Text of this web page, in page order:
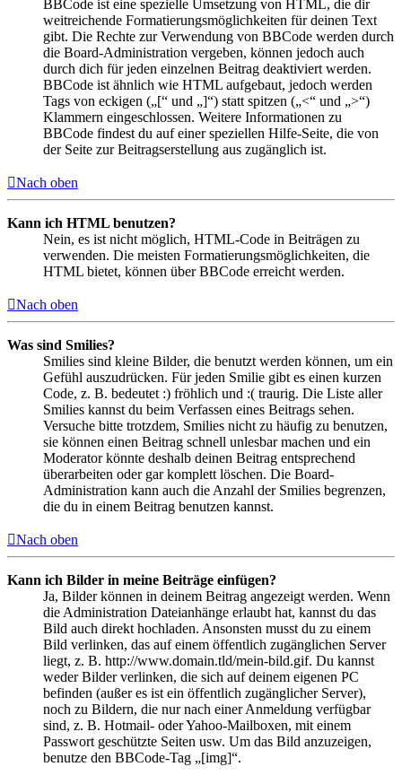
BBCode ist eine spezielle Umsetzung von HTML, die dir
weitreichende Formatierungsmöglichkeiten für deinen Text
gibt. Die Rechte zur Verwendung von BBCode werden durch
die Board-Administration vergeben, können jedoch auch
durch dich für jeden einzelnen Beitrag deaktiviert werden.
BBCode ist ähnlich wie HTML aufgebaut, jedoch werden
Tags von eckigen („[“ und „]“) statt spitzen („<“ und „>“)
Klammern eingeschlossen. Weitere Informationen zu
BBCode findest du auf einer speziellen Hilfe-Seite, die von
der Seite zur Beitragserstellung aus zugänglich ist.
Nach oben
Kann ich HTML benutzen?
Nein, es ist nicht möglich, HTML-Code in Beiträgen zu
verwenden. Die meisten Formatierungsmöglichkeiten, die
HTML bietet, können über BBCode erreicht werden.
Nach oben
Was sind Smilies?
Smilies sind kleine Bilder, die benutzt werden können, um ein
Gefühl auszudrücken. Für jeden Smilie gibt es einen kurzen
Code, z. B. bedeutet :) fröhlich und :( traurig. Die Liste aller
Smilies kannst du beim Verfassen eines Beitrags sehen.
Versuche bitte trotzdem, Smilies nicht zu häufig zu benutzen,
sie können einen Beitrag schnell unlesbar machen und ein
Moderator könnte deshalb deinen Beitrag entsprechend
überarbeiten oder gar komplett löschen. Die Board-
Administration kann auch die Anzahl der Smilies begrenzen,
die du in einem Beitrag benutzen kannst.
Nach oben
Kann ich Bilder in meine Beiträge einfügen?
Ja, Bilder können in deinem Beitrag angezeigt werden. Wenn
die Administration Dateianhänge erlaubt hat, kannst du das
Bild auch direkt hochladen. Ansonsten musst du zu einem
Bild verlinken, das auf einem öffentlich zugänglichen Server
liegt, z. B. http://www.domain.tld/mein-bild.gif. Du kannst
weder Bilder verlinken, die sich auf deinem eigenen PC
befinden (außer es ist ein öffentlich zugänglicher Server),
noch zu Bildern, die nur nach einer Anmeldung verfügbar
sind, z. B. Hotmail- oder Yahoo-Mailboxen, mit einem
Passwort geschützte Seiten usw. Um das Bild anzuzeigen,
benutze den BBCode-Tag „[img]“.